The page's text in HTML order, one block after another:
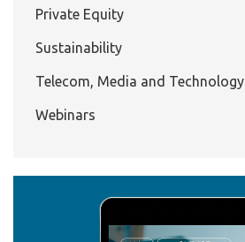
Private Equity
Sustainability
Telecom, Media and Technology
Webinars